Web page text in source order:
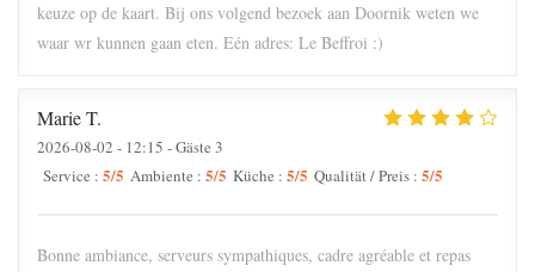
keuze op de kaart. Bij ons volgend bezoek aan Doornik weten we
waar wr kunnen gaan eten. Eén adres: Le Beffroi :)
MarieT
2026-08-02 - 12:15 - Gäste 3
Service : 5/5 Ambiente : 5/5 Küche : 5/5 Qualität / Preis : 5/5
Bonne ambiance, serveurs sympathiques, cadre agréable et repas